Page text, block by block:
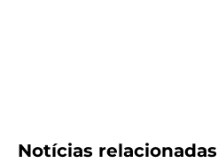
Notícias relacionadas